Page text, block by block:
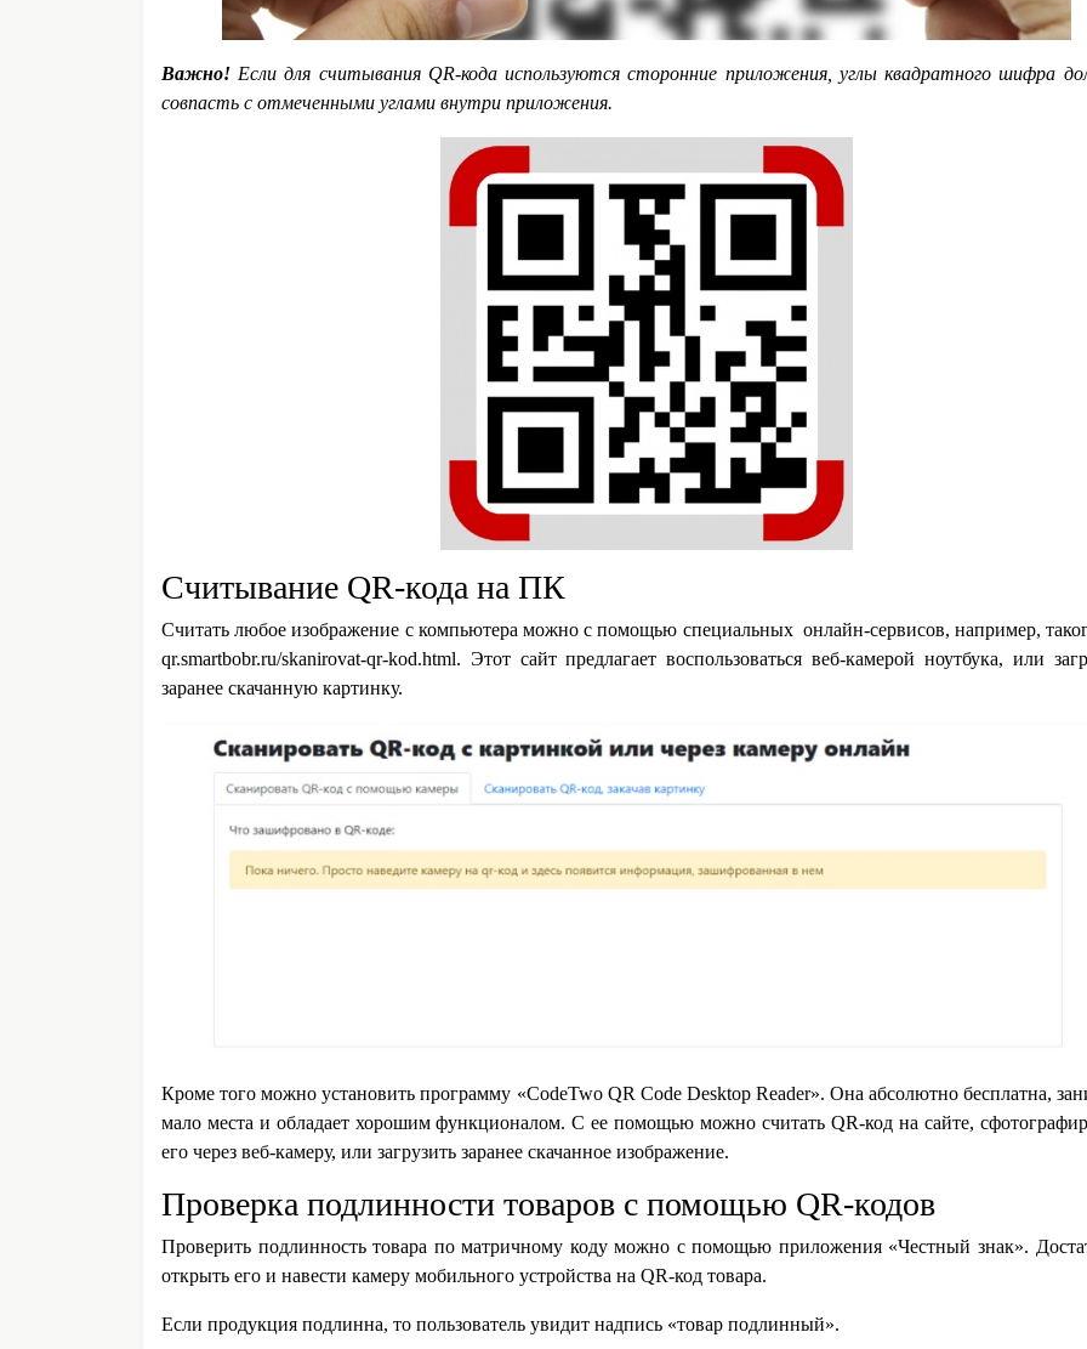
Важно! Если для считывания QR-кода используются сторонние приложения, углы квадратного шифра
совпасть с отмеченными углами внутри приложения.
Считывание QR-кода на ПК
Считать любое изображение с компьютера можно с помощью специальных онлайн-сервисов, например,
qr.smartbobr.ru/skanirovat-qr-kod.html. Этот сайт предлагает воспользоваться веб-камерой ноутбука, или
заранее скачанную картинку.
Кроме того можно установить программу «CodeTwo QR Code Desktop Reader». Она абсолютно бесплатна,
мало места и обладает хорошим функционалом. С ее помощью можно считать QR-код на сайте,
его через веб-камеру, или загрузить заранее скачанное изображение.
Проверка подлинности товаров с помощью QR-кодов
Проверить подлинность товара по матричному коду можно с помощью приложения «Честный знак».
открыть его и навести камеру мобильного устройства на QR-код товара.
Если продукция подлинна, то пользователь увидит надпись «товар подлинный».